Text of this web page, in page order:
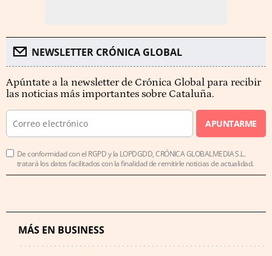
NEWSLETTER CRÓNICA GLOBAL
Apúntate a la newsletter de Crónica Global para recibir
las noticias más importantes sobre Cataluña.
APUNTARME
De conformidad con el RGPD y la LOPDGDD, CRÓNICA GLOBALMEDIA S.L.
tratará los datos facilitados con la finalidad de remitirle noticias de actualidad.
MÁS EN BUSINESS